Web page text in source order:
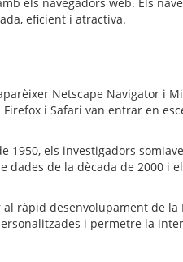
eficient i atractiva.
Netscape Navigator i
i Safari van entrar en
els investigadors
de la dècada de 2000 i
ràpid desenvolupament de la
i permetre la